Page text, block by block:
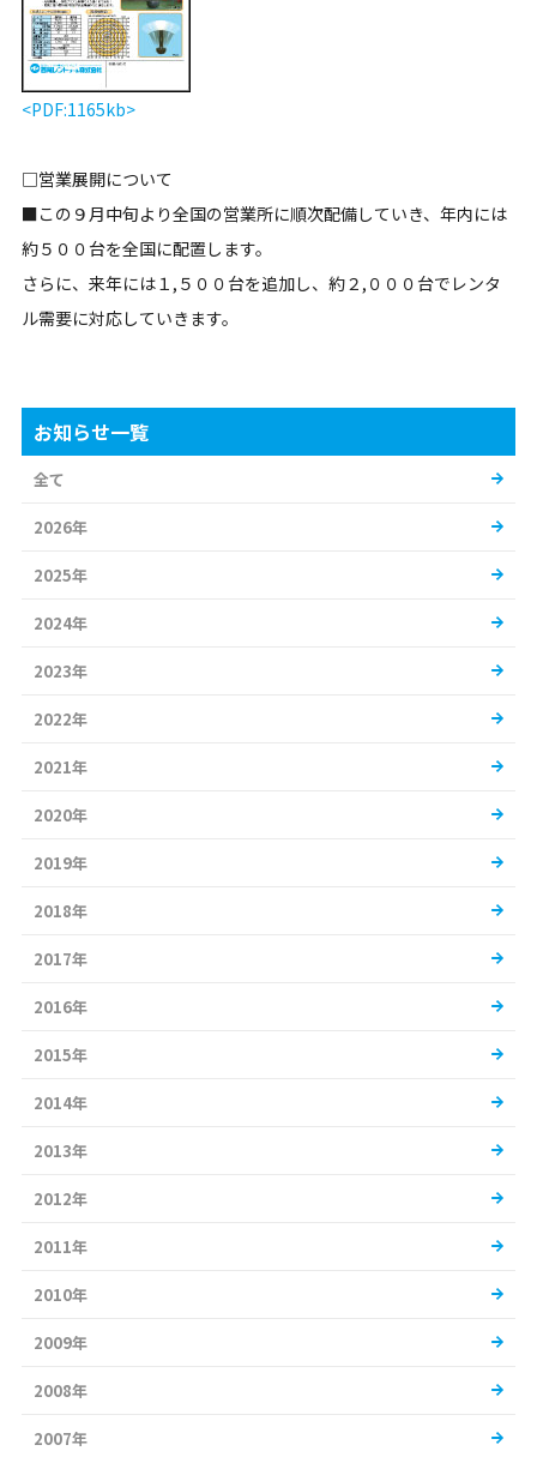
<PDF:1165kb>
□営業展開について
■この９月中旬より全国の営業所に順次配備していき、年内には
約５００台を全国に配置します。
さらに、来年には１,５００台を追加し、約２,０００台でレンタ
ル需要に対応していきます。
お知らせ一覧
全て
2026年
2025年
2024年
2023年
2022年
2021年
2020年
2019年
2018年
2017年
2016年
2015年
2014年
2013年
2012年
2011年
2010年
2009年
2008年
2007年